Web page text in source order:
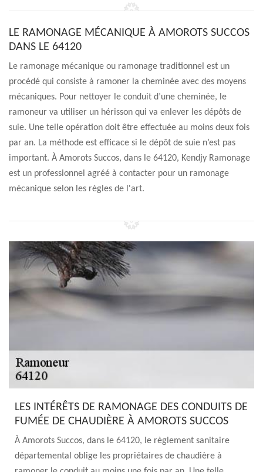
LE RAMONAGE MÉCANIQUE À AMOROTS SUCCOS
DANS LE 64120
Le ramonage mécanique ou ramonage traditionnel est un
procédé qui consiste à ramoner la cheminée avec des moyens
mécaniques. Pour nettoyer le conduit d’une cheminée, le
ramoneur va utiliser un hérisson qui va enlever les dépôts de
suie. Une telle opération doit être effectuée au moins deux fois
par an. La méthode est efficace si le dépôt de suie n’est pas
important. À Amorots Succos, dans le 64120, Kendjy Ramonage
est un professionnel agréé à contacter pour un ramonage
mécanique selon les règles de l'art.
LES INTÉRÊTS DE RAMONAGE DES CONDUITS DE
FUMÉE DE CHAUDIÈRE À AMOROTS SUCCOS
À Amorots Succos, dans le 64120, le règlement sanitaire
départemental oblige les propriétaires de chaudière à